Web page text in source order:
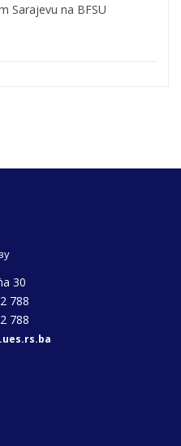
Sarajevu na BFSU
30
788
788